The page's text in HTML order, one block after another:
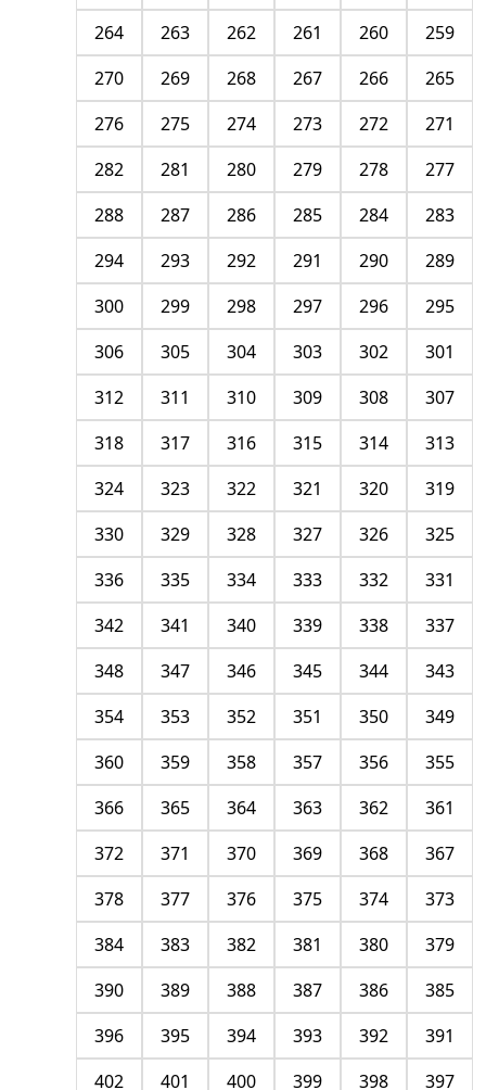
259
260
261
262
263
264
265
266
267
268
269
270
271
272
273
274
275
276
277
278
279
280
281
282
283
284
285
286
287
288
289
290
291
292
293
294
295
296
297
298
299
300
301
302
303
304
305
306
307
308
309
310
311
312
313
314
315
316
317
318
319
320
321
322
323
324
325
326
327
328
329
330
331
332
333
334
335
336
337
338
339
340
341
342
343
344
345
346
347
348
349
350
351
352
353
354
355
356
357
358
359
360
361
362
363
364
365
366
367
368
369
370
371
372
373
374
375
376
377
378
379
380
381
382
383
384
385
386
387
388
389
390
391
392
393
394
395
396
397
398
399
400
401
402